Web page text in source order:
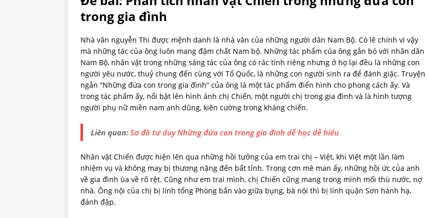
trong gia đình
Nhà văn nguyễn Thi được mệnh danh là nhà văn của những người dân Nam Bộ. Có lẽ chính vì vậy
mà những tác của ông luôn mang đậm chất Nam bộ. Những tác phẩm của ông gắn bó với nhân dân
Nam Bộ, nhân vật trong những sáng tác của ông có rác tính riêng nhưng ở họ lại đều là những con
người yêu nước, thuỷ chung đến cùng với Tổ Quốc, là những con người sinh ra để đánh giặc. Truyện
ngắn “Những đứa con trong gia đình” của ông là một tác phẩm điển hình cho phong cách ấy. Và
trong tác phẩm ấy, nổi bật lên hình ảnh chị Chiến, một người chị trong gia đình và là hình tượng
người phụ nữ miền nam anh dũng, kiên cường trong kháng chiến.
Liên quan: Sơ đồ tư duy Những đứa con trong gia đình dễ học dễ hiểu
Nhân vật Chiến được hiện lên qua những hồi tưởng của em trai chị – Việt, khi Việt một lần làm
nhiệm vụ và không may bị thương nặng đến bất tỉnh. Trong cơn mê man ấy, những hồi ức của anh
về gia đình ùa về rõ rệt. Cũng như em trai mình, chị Chiến cũng mang trong mình mối thù nước, nợ
nhà. Ông nội của chị bị lính tổng Phòng bắn vào giữa bụng, bà nội thì bị lính quận Sơn hành hạ,
đánh đập.